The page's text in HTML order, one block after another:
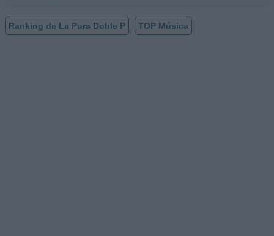
Ranking de La Pura Doble P TOP Música